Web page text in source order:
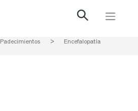
Padecimientos >
Encefalopatía